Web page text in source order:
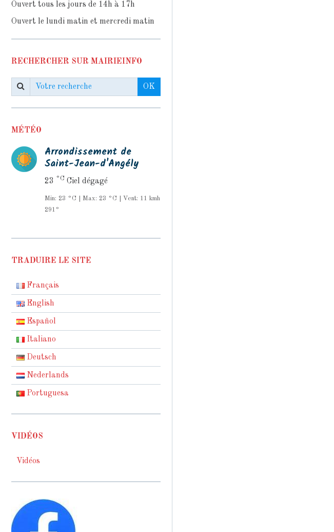
Ouvert tous les jours de 14h à 17h
Ouvert le lundi matin et mercredi matin
RECHERCHER SUR MAIRIEINFO
OK
MÉTÉO
Arrondissement de
Saint-Jean-d'Angély
23 °C Ciel dégagé
Min: 23 °C | Max: 23 °C | Vent: 11 kmh
291°
TRADUIRE LE SITE
Français
English
Español
Italiano
Deutsch
Nederlands
Portuguesa
VIDÉOS
Vidéos